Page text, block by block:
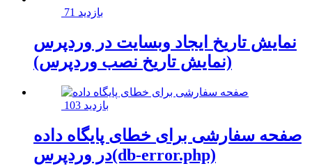
71 بازدید
نمایش تاریخ ایجاد وبسایت در وردپرس
(نمایش تاریخ نصب وردپرس)
103 بازدید
صفحه سفارشی برای خطای پایگاه داده
در وردپرس(db-error.php)